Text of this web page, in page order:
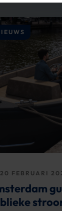
20 FEBRUARI